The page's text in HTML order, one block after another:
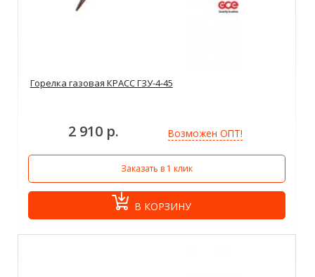
Горелка газовая КРАСС ГЗУ-4-45
2 910 р. Возможен ОПТ!
Заказать в 1 клик
В КОРЗИНУ